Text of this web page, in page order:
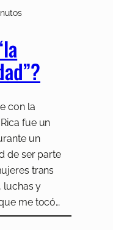
con la
fue un
un
de ser parte
trans
luchas y
me tocó…